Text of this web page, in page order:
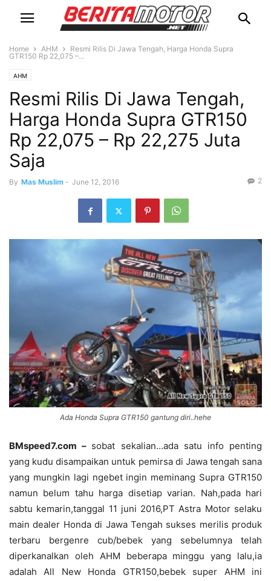
Home AHM
Resmi Rilis Di Jawa Tengah, Harga Honda Supra
GTR150 Rp 22,075 –...
AHM
Resmi Rilis Di Jawa Tengah,
Harga Honda Supra GTR150
Rp 22,075 – Rp 22,275 Juta
Saja
By Mas Muslim - June 12, 2016 2
Ada Honda Supra GTR150 gantung diri..hehe
BMspeed7.com – sobat sekalian…ada satu info penting
yang kudu disampaikan untuk pemirsa di Jawa tengah sana
yang mungkin lagi ngebet ingin meminang Supra GTR150
namun belum tahu harga disetiap varian. Nah,pada hari
sabtu kemarin,tanggal 11 juni 2016,PT Astra Motor selaku
main dealer Honda di Jawa Tengah sukses merilis produk
terbaru bergenre cub/bebek yang sebelumnya telah
diperkanalkan oleh AHM beberapa minggu yang lalu,ia
adalah All New Honda GTR150,bebek super AHM ini